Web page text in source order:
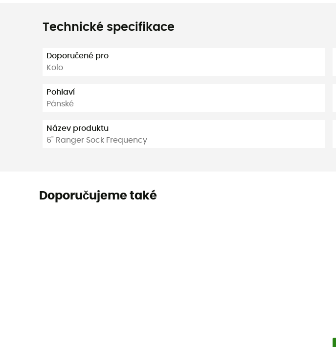
Technické specifikace
Doporučené pro
Kolo
Pohlaví
Pánské
Název produktu
6" Ranger Sock Frequency
Doporučujeme také